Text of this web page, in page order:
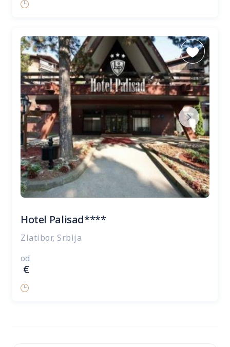
Hotel Palisad****
Zlatibor, Srbija
od
€